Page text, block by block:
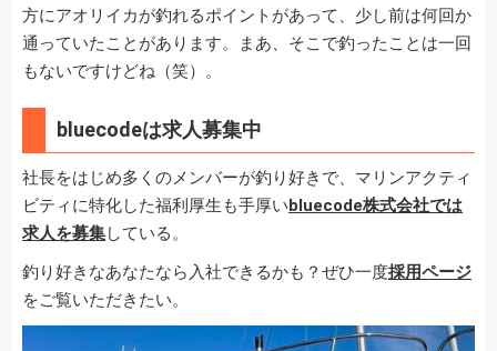
方にアオリイカが釣れるポイントがあって、少し前は何回か
通っていたことがあります。まあ、そこで釣ったことは一回
もないですけどね（笑）。
bluecodeは求人募集中
社長をはじめ多くのメンバーが釣り好きで、マリンアクティ
ビティに特化した福利厚生も手厚いbluecode株式会社では
求人を募集している。
釣り好きなあなたなら入社できるかも？ぜひ一度採用ページ
をご覧いただきたい。